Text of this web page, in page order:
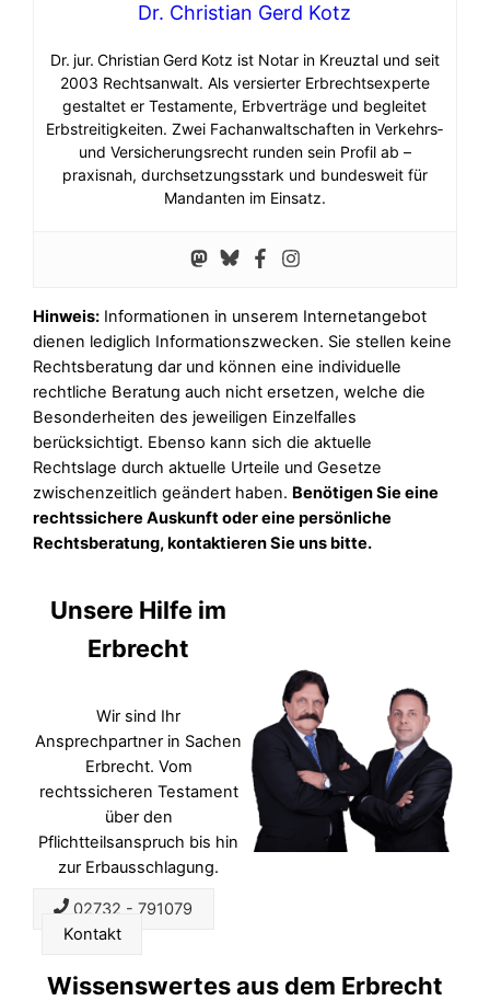
Dr. Christian Gerd Kotz
Dr. jur. Christian Gerd Kotz ist Notar in Kreuztal und seit
2003 Rechtsanwalt. Als versierter Erbrechtsexperte
gestaltet er Testamente, Erbverträge und begleitet
Erbstreitigkeiten. Zwei Fachanwaltschaften in Verkehrs‑
und Versicherungsrecht runden sein Profil ab –
praxisnah, durchsetzungsstark und bundesweit für
Mandanten im Einsatz.
Hinweis:Informationen in unserem Internetangebot
dienen lediglich Informationszwecken. Sie stellen keine
Rechtsberatung dar und können eine individuelle
rechtliche Beratung auch nicht ersetzen, welche die
Besonderheiten des jeweiligen Einzelfalles
berücksichtigt. Ebenso kann sich die aktuelle
Rechtslage durch aktuelle Urteile und Gesetze
zwischenzeitlich geändert haben. Benötigen Sie eine
rechtssichere Auskunft oder eine persönliche
Rechtsberatung, kontaktieren Sie uns bitte.
Unsere Hilfe im
Erbrecht
Wir sind Ihr
Ansprechpartner in Sachen
Erbrecht. Vom
rechtssicheren Testament
über den
Pflichtteilsanspruch bis hin
zur Erbausschlagung.
02732 - 791079
Kontakt
Wissenswertes aus dem Erbrecht